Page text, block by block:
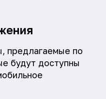
предлагаемые по
будут доступны